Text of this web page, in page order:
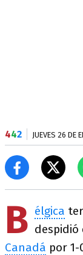
442 JUEVES 26 DE
B élgica
despidió
Canadá por